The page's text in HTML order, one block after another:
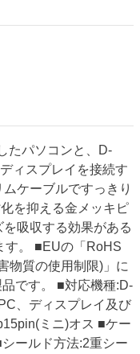
たパソコンと、D-
ィスプレイを接続す
ケーブルですっきり
を抑える金メッキピ
吸収する効果がある
す。 ■EUの「RoHS
物質の使用制限)」に
です。 ■対応機種:D-
、ディスプレイ及び
ミニ)オス ■ケー
ールド方法:2重シー